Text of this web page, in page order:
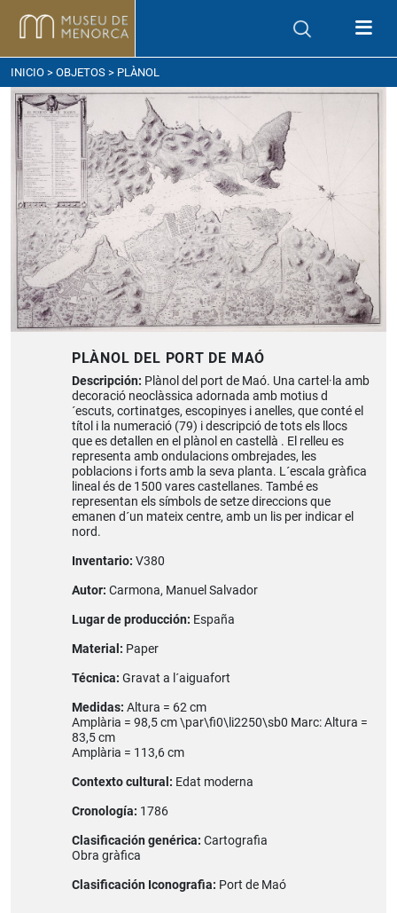
llegar
INICIO > OBJETOS > PLÀNOL
PLÀNOL DEL PORT DE MAÓ
Descripción: Plànol del port de Maó. Una cartel·la amb
decoració neoclàssica adornada amb motius d
´escuts, cortinatges, escopinyes i anelles, que conté el
títol i la numeració (79) i descripció de tots els llocs
que es detallen en el plànol en castellà . El relleu es
representa amb ondulacions ombrejades, les
poblacions i forts amb la seva planta. L´escala gràfica
lineal és de 1500 vares castellanes. També es
representan els símbols de setze direccions que
emanen d´un mateix centre, amb un lis per indicar el
nord.
Inventario: V380
Autor: Carmona, Manuel Salvador
Lugar de producción: España
Material: Paper
Técnica: Gravat a l´aiguafort
Medidas: Altura = 62 cm
Amplària = 98,5 cm \par\fi0\li2250\sb0 Marc: Altura =
83,5 cm
Amplària = 113,6 cm
Contexto cultural: Edat moderna
Cronología: 1786
Clasificación genérica: Cartografia
Obra gràfica
Clasificación Iconografia: Port de Maó